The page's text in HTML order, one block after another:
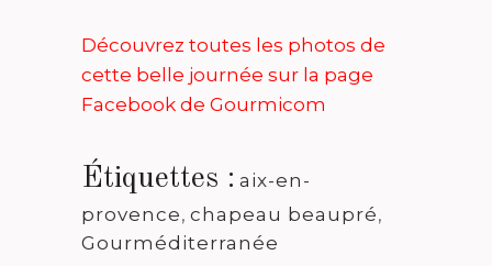
Découvrez toutes les photos de
cette belle journée sur la page
Facebook de Gourmicom
Étiquettes : aix-en-
provence, chapeau beaupré,
Gourméditerranée